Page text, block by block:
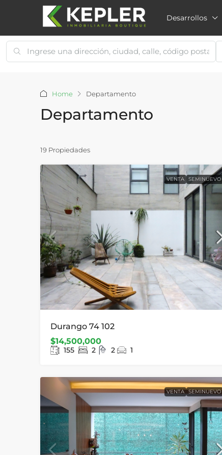
Desarrollos
Home Departamento
Departamento
19 Propiedades
VENTA SEMINUEVO
Durango 74 102
$14,500,000
155 2 2 1
VENTA SEMINUEVO